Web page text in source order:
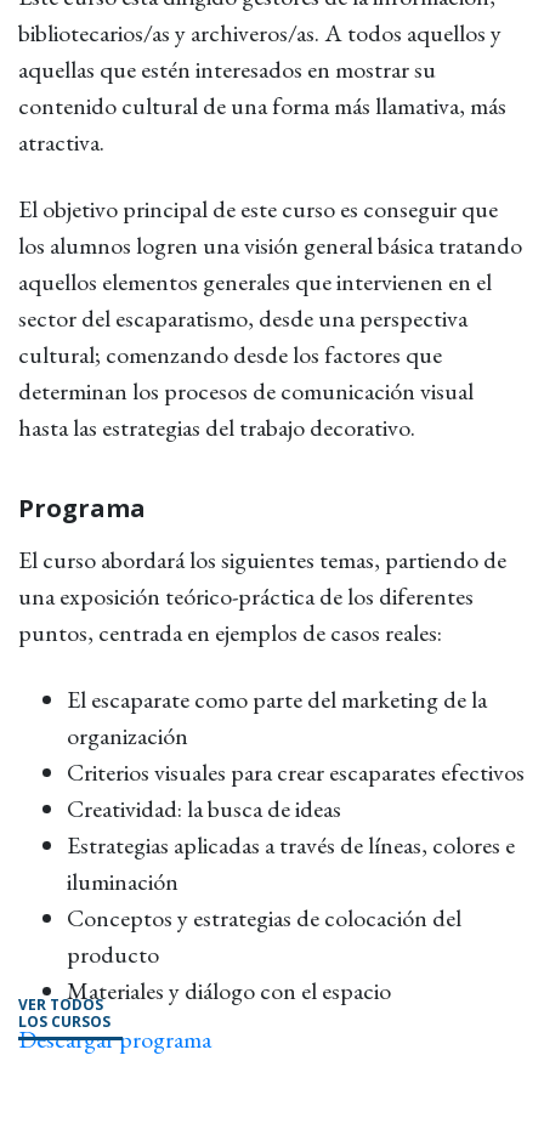
bibliotecarios/as y archiveros/as. A todos aquellos y
aquellas que estén interesados en mostrar su
contenido cultural de una forma más llamativa, más
atractiva.
El objetivo principal de este curso es conseguir que
los alumnos logren una visión general básica tratando
aquellos elementos generales que intervienen en el
sector del escaparatismo, desde una perspectiva
cultural; comenzando desde los factores que
determinan los procesos de comunicación visual
hasta las estrategias del trabajo decorativo.
Programa
El curso abordará los siguientes temas, partiendo de
una exposición teórico-práctica de los diferentes
puntos, centrada en ejemplos de casos reales:
El escaparate como parte del marketing de la
organización
Criterios visuales para crear escaparates efectivos
Creatividad: la busca de ideas
Estrategias aplicadas a través de líneas, colores e
iluminación
Conceptos y estrategias de colocación del
producto
Materiales y diálogo con el espacio
Descargar programa
VER TODOS
LOS CURSOS